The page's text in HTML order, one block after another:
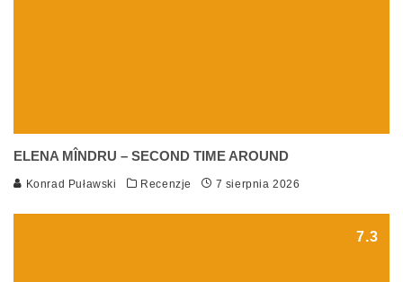
ELENA MÎNDRU – SECOND TIME AROUND
Konrad Puławski Recenzje 7 sierpnia 2026
7.3